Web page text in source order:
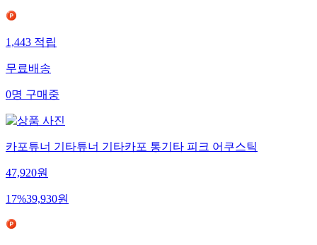
1,443적립
무료배송
0명구매중
카포튜너 기타튜너 기타카포 통기타 피크 어쿠스틱
47,920원
17%39,930원